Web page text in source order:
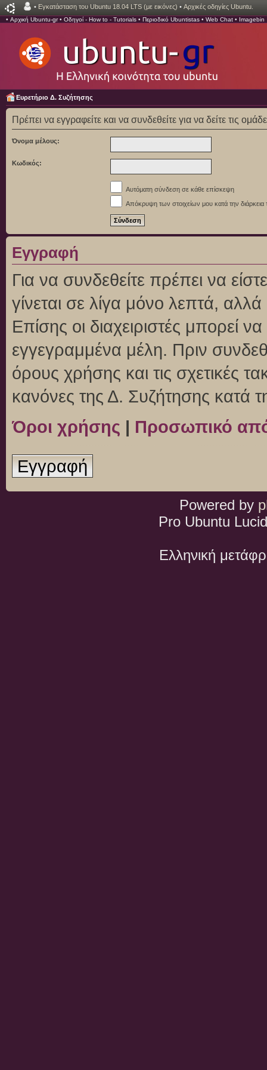
• Εγκατάσταση του Ubuntu 18.04 LTS (με εικόνες) • Αρχικές οδηγίες Ubuntu.
• Αρχική Ubuntu-gr• Οδηγοί - How to - Tutorials • Περιοδικό Ubuntistas • Web Chat • Imagebin
Ευρετήριο Δ. Συζήτησης
Πρέπει να εγγραφείτε και να συνδεθείτε για να δείτε τις
Όνομα μέλους:
Κωδικός:
Αυτόματη σύνδεση σε κάθε επίσκεψη
Απόκρυψη των στοιχείων μου κατά την διάρκεια
Εγγραφή
Για να συνδεθείτε πρέπει να
γίνεται σε λίγα μόνο λεπτά,
Επίσης οι διαχειριστές μπορεί
εγγεγραμμένα μέλη. Πριν
όρους χρήσης και τις σχετικές
κανόνες της Δ. Συζήτησης κατά
Όροι χρήσης | Προσωπικό
Εγγραφή
Powered by
Pro Ubuntu
Ελληνική